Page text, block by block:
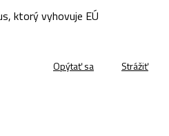
ktorý vyhovuje EÚ
Opýtať sa Strážiť